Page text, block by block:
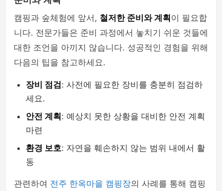
캠핑과 숲체험에 앞서, 철저한 준비와 계획 이 필요합
니다. 전문가들은 준비 과정에서 놓치기 쉬운 것들에
대한 조언을 아끼지 않습니다. 성공적인 경험을 위해
다음의 팁을 참고하세요.
장비 점검: 사전에 필요한 장비를 충분히 점검하
세요.
안전 계획 : 예상치 못한 상황을 대비한 안전 계획
마련
환경 보호: 자연을 훼손하지 않는 범위 내에서 활
동
관련하여 전주 한옥마을 캠핑장의 사례를 통해 캠핑